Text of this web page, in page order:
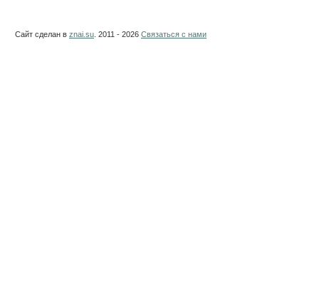
Сайт сделан в znai.su . 2011 - 2026 Связаться с нами